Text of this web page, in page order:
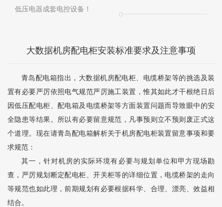
低压电器成套电控设备！
大数据机房配电柜安装标准要求及注意事项
青岛配电箱指出，大数据机房配电柜、电缆桥架等的挑选及装
置有必要严厉依照电气规范严厉施工装置，惟其如此才干根绝日后
因低压配电柜、配电箱及电缆桥架等方面装置问题而导致眼中的安
全隐患等结果。所以有必要留意规范，凡事预则立不预则废正式这
个道理。现在请青岛配电箱解析关于机房配电柜装置留意事项和要
求规范：
其一，针对机房的实际环境有必要与规划单位和甲方现场勘
查，严厉规划断定配电柜、开关柜等的详细位置，电缆桥架的走向
等规范也如此理，前期规划有必要根据科学、合理、漂亮、效益相
结合。